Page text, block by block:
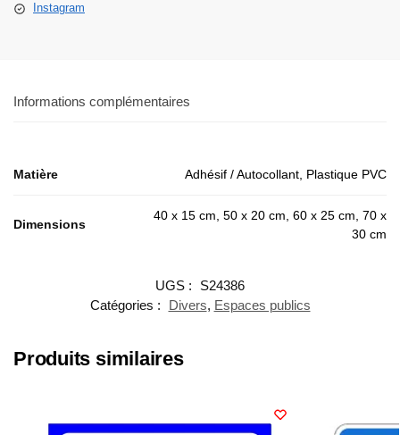
Instagram
Informations complémentaires
Matière Adhésif / Autocollant, Plastique PVC
Dimensions
40 x 15 cm, 50 x 20 cm, 60 x 25 cm, 70 x
30 cm
UGS :
S24386
Catégories :
Divers, Espaces publics
Produits similaires